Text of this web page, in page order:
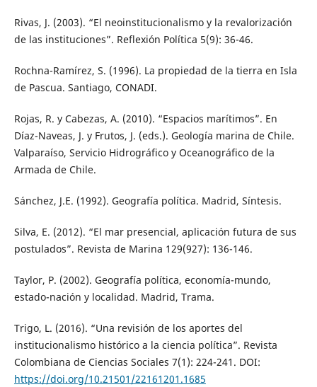
Rivas, J. (2003). “El neoinstitucionalismo y la revalorización
de las instituciones”. Reflexión Política 5(9): 36-46.
Rochna-Ramírez, S. (1996). La propiedad de la tierra en Isla
de Pascua. Santiago, CONADI.
Rojas, R. y Cabezas, A. (2010). “Espacios marítimos”. En
Díaz-Naveas, J. y Frutos, J. (eds.). Geología marina de Chile.
Valparaíso, Servicio Hidrográfico y Oceanográfico de la
Armada de Chile.
Sánchez, J.E. (1992). Geografía política. Madrid, Síntesis.
Silva, E. (2012). “El mar presencial, aplicación futura de sus
postulados”. Revista de Marina 129(927): 136-146.
Taylor, P. (2002). Geografía política, economía-mundo,
estado-nación y localidad. Madrid, Trama.
Trigo, L. (2016). “Una revisión de los aportes del
institucionalismo histórico a la ciencia política”. Revista
Colombiana de Ciencias Sociales 7(1): 224-241. DOI:
https://doi.org/10.21501/22161201.1685